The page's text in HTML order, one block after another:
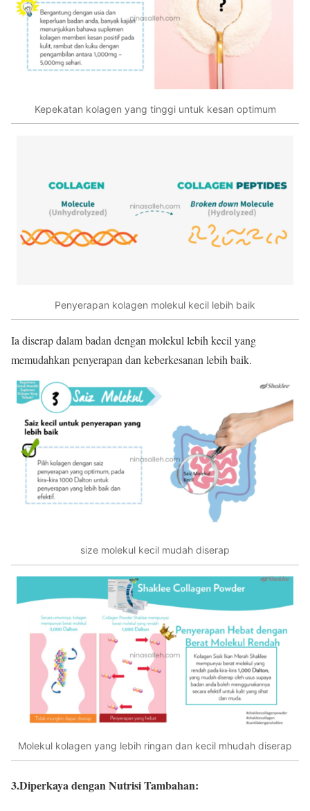
Kepekatan kolagen yang tinggi untuk kesan optimum
Penyerapan kolagen molekul kecil lebih baik
Ia diserap dalam badan dengan molekul lebih kecil yang
memudahkan penyerapan dan keberkesanan lebih baik.
size molekul kecil mudah diserap
Molekul kolagen yang lebih ringan dan kecil mhudah diserap
3.Diperkaya dengan Nutrisi Tambahan: